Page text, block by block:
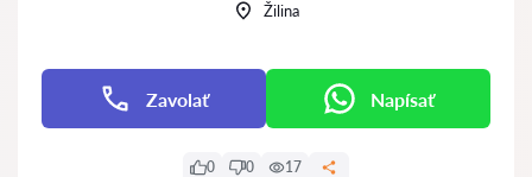
Žilina
Zavolať Napísať
0 0 17